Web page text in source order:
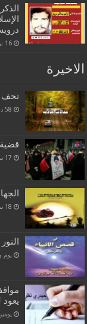
16 نوفمبر,2018
الاخيرة
تحف
قضية
‏يوم